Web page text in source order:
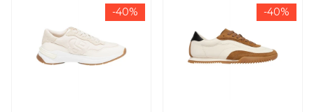
-40% -40%